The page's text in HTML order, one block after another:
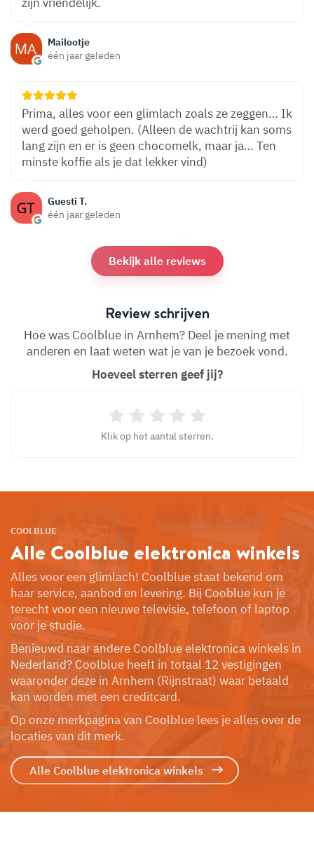
Mailootje
één jaar geleden
Guesti T.
één jaar geleden
Prima, alles voor een glimlach zoals ze zeggen… Ik
werd goed geholpen. (Alleen de wachtrij kan soms
lang zijn en er is geen chocomelk, maar ja… Ten
minste koffie als je dat lekker vind)
Bekijk alle reviews
Review schrijven
Hoe was Coolblue in Arnhem? Deel je mening met
anderen en laat weten wat je van je bezoek vond.
Hoeveel sterren geef jij?
Klik op het aantal sterren.
COOLBLUE
Alle Coolblue elektronica winkels
Alles voor een glimlach! Coolblue staat bekend om
haar service, aanbod en levering. Bij Cooblue kun je
terecht voor een nieuwe televisie, telefoon of laptop
voor je studie.
Benieuwd naar andere Coolblue elektronica winkels in
Nederland? Coolblue heeft in totaal 12 vestigingen
waaronder deze in Arnhem (Rijnstraat) waar betaald
kan worden met een creditcard.
Op onze merkpagina van Coolblue lees je alles over de
locaties van dit merk.
Alle Coolblue elektronica winkels